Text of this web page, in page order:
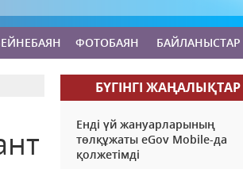
ФОТОБАЯН БАЙЛАНЫСТАР
БҮГІНГI ЖАҢАЛЫҚТАР
Енді үй жануарларының
төлқұжаты eGov Mobile-да
қолжетімді